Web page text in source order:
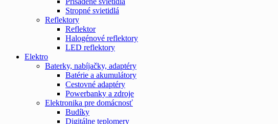
Stropné svietidlá
Reflektory
Reflektor
Halogénové reflektory
LED reflektory
Elektro
Baterky, nabíjačky, adaptéry
Batérie a akumulátory
Cestovné adaptéry
Powerbanky a zdroje
Elektronika pre domácnosť
Budíky
Digitálne teplomery